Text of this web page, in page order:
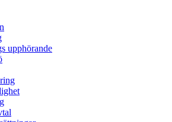
upphörande